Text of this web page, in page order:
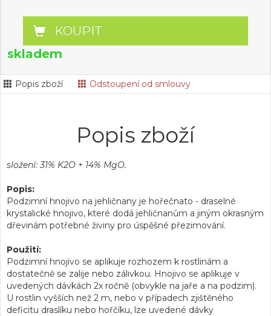
KOUPIT
skladem
Popis zboží Odstoupení od smlouvy
Popis zboží
složení: 31% K2O + 14% MgO.
Popis:
Podzimní hnojivo na jehličnany je hořečnato - draselné
krystalické hnojivo, které dodá jehličnanům a jiným okrasným
dřevinám potřebné živiny pro úspěšné přezimování.
Použití:
Podzimní hnojivo se aplikuje rozhozem k rostlinám a
dostatečně se zalije nebo zálivkou. Hnojivo se aplikuje v
uvedených dávkách 2x ročně (obvykle na jaře a na podzim).
U rostlin vyšších než 2 m, nebo v případech zjištěného
deficitu draslíku nebo hořčíku, lze uvedené dávky